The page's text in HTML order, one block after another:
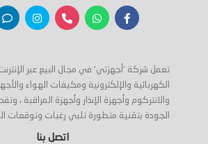
تعمل شركة 'أجهزتي' في مجال البيع عبر
الكهربائية والإلكترونية ومكيفات الهواء
والانتركوم وأجهزة الإنذار وأجهزة المراقبة ،
الجودة بتقنية متطورة تلبي رغبات وتوقعات
اتصل بنا